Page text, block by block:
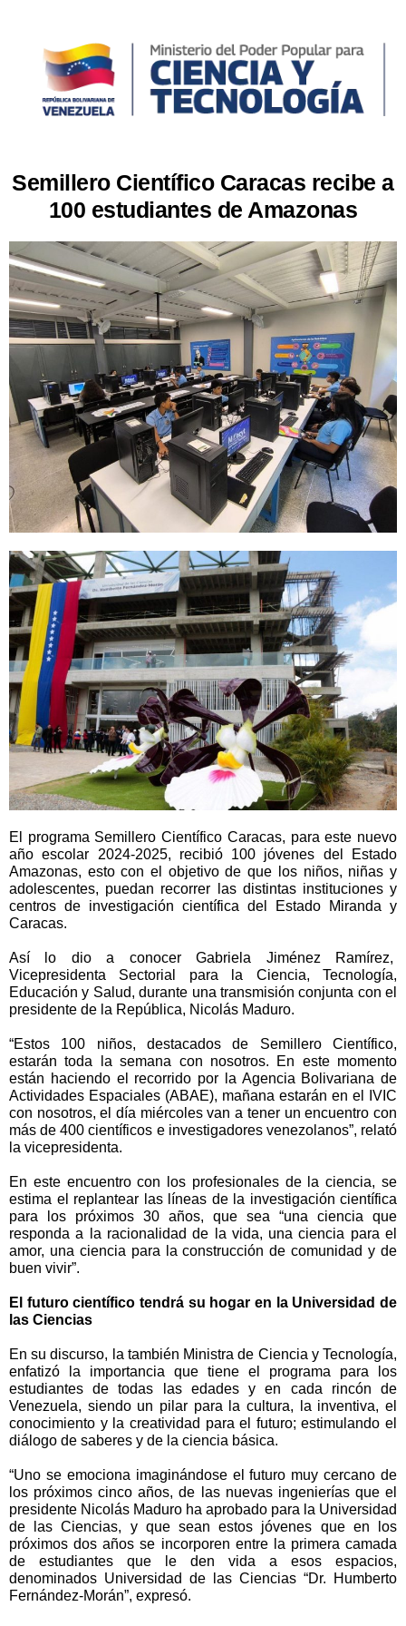
Semillero Científico Caracas recibe a
100 estudiantes de Amazonas
El programa Semillero Científico Caracas, para este nuevo
año escolar 2024-2025, recibió 100 jóvenes del Estado
Amazonas, esto con el objetivo de que los niños, niñas y
adolescentes, puedan recorrer las distintas instituciones y
centros de investigación científica del Estado Miranda y
Caracas.
Así lo dio a conocer Gabriela Jiménez Ramírez,
Vicepresidenta Sectorial para la Ciencia, Tecnología,
Educación y Salud, durante una transmisión conjunta con el
presidente de la República, Nicolás Maduro.
“Estos 100 niños, destacados de Semillero Científico,
estarán toda la semana con nosotros. En este momento
están haciendo el recorrido por la Agencia Bolivariana de
Actividades Espaciales (ABAE), mañana estarán en el IVIC
con nosotros, el día miércoles van a tener un encuentro con
más de 400 científicos e investigadores venezolanos”, relató
la vicepresidenta.
En este encuentro con los profesionales de la ciencia, se
estima el replantear las líneas de la investigación científica
para los próximos 30 años, que sea “una ciencia que
responda a la racionalidad de la vida, una ciencia para el
amor, una ciencia para la construcción de comunidad y de
buen vivir”.
El futuro científico tendrá su hogar en la Universidad de
las Ciencias
En su discurso, la también Ministra de Ciencia y Tecnología,
enfatizó la importancia que tiene el programa para los
estudiantes de todas las edades y en cada rincón de
Venezuela, siendo un pilar para la cultura, la inventiva, el
conocimiento y la creatividad para el futuro; estimulando el
diálogo de saberes y de la ciencia básica.
“Uno se emociona imaginándose el futuro muy cercano de
los próximos cinco años, de las nuevas ingenierías que el
presidente Nicolás Maduro ha aprobado para la Universidad
de las Ciencias, y que sean estos jóvenes que en los
próximos dos años se incorporen entre la primera camada
de estudiantes que le den vida a esos espacios,
denominados Universidad de las Ciencias “Dr. Humberto
Fernández-Morán”, expresó.